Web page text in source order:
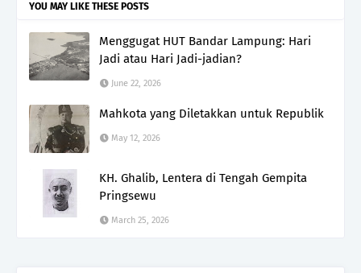
YOU MAY LIKE THESE POSTS
Menggugat HUT Bandar Lampung: Hari
Jadi atau Hari Jadi-jadian?
June 22, 2026
Mahkota yang Diletakkan untuk Republik
May 12, 2026
KH. Ghalib, Lentera di Tengah Gempita
Pringsewu
March 25, 2026